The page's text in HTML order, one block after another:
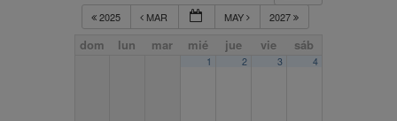
2025 MAR MAY 2027
dom lun mar mié jue vie sáb
1 2 3 4